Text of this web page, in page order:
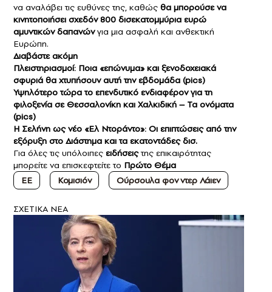
να αναλάβει τις ευθύνες της, καθώς θα μπορούσε να
κινητοποιήσει σχεδόν 800 δισεκατομμύρια ευρώ
αμυντικών δαπανώνγια μια ασφαλή και ανθεκτική
Ευρώπη.
Διαβάστε ακόμη
Πλειστηριασμοί: Ποια «επώνυμα» και ξενοδοχειακά
σφυριά θα χτυπήσουν αυτή την εβδομάδα (pics)
Υψηλότερο τώρα το επενδυτικό ενδιαφέρον για τη
φιλοξενία σε Θεσσαλονίκη και Χαλκιδική – Τα ονόματα
(pics)
Η Σελήνη ως νέο «Ελ Ντοράντο»: Οι επιπτώσεις από την
εξόρυξη στο Διάστημα και τα εκατοντάδες δισ.
Για όλες τις υπόλοιπες ειδήσεις της επικαιρότητας
μπορείτε να επισκεφτείτε το Πρώτο Θέμα
ΕΕ
Κομισιόν Ούρσουλα φον ντερ Λάιεν
ΣXETIKA NEA